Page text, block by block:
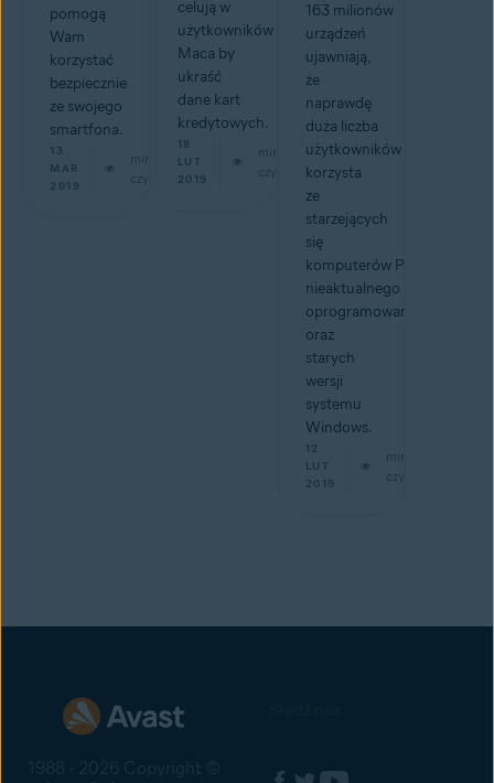
pomogą
Wam
korzystać
bezpiecznie
ze swojego
smartfona.
13
MAR
2019
min
czytaj
celują w
użytkowników
Maca by
ukraść
dane kart
kredytowych.
18
LUT
2019
min
czytaj
163 milionów
urządzeń
ujawniają,
że
naprawdę
duża liczba
użytkowników
korzysta
ze
starzejących
się
komputerów PC,
nieaktualnego
oprogramowania
oraz
starych
wersji
systemu
Windows.
12
LUT
2019
min
czytaj